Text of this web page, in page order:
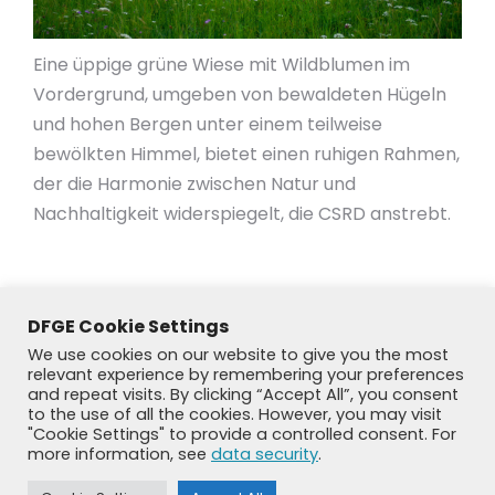
Eine üppige grüne Wiese mit Wildblumen im
Vordergrund, umgeben von bewaldeten Hügeln
und hohen Bergen unter einem teilweise
bewölkten Himmel, bietet einen ruhigen Rahmen,
der die Harmonie zwischen Natur und
Nachhaltigkeit widerspiegelt, die CSRD anstrebt.
DFGE Cookie Settings
We use cookies on our website to give you the most
relevant experience by remembering your preferences
and repeat visits. By clicking “Accept All”, you consent
to the use of all the cookies. However, you may visit
"Cookie Settings" to provide a controlled consent. For
more information, see data security.